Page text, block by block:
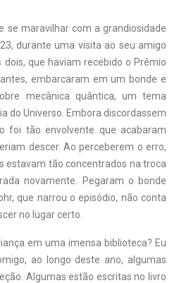
se maravilhar com a grandiosidade
durante uma visita ao seu amigo
dois, que haviam recebido o Prêmio
embarcaram em um bonde e
mecânica quântica, um tema
do Universo. Embora discordassem
foi tão envolvente que acabaram
descer. Ao perceberem o erro,
estavam tão concentrados na troca
novamente. Pegaram o bonde
que narrou o episódio, não conta
no lugar certo.
em uma imensa biblioteca? Eu
ao longo deste ano, algumas
Algumas estão escritas no livro